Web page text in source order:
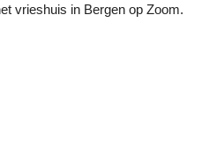
vrieshuis in Bergen op Zoom.